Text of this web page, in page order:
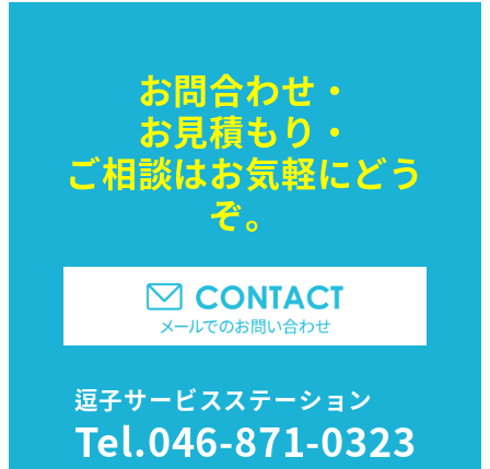
お問合わせ・
お見積もり・
ご相談はお気軽にどう
ぞ。
逗子サービスステーション
Tel.046-871-0323